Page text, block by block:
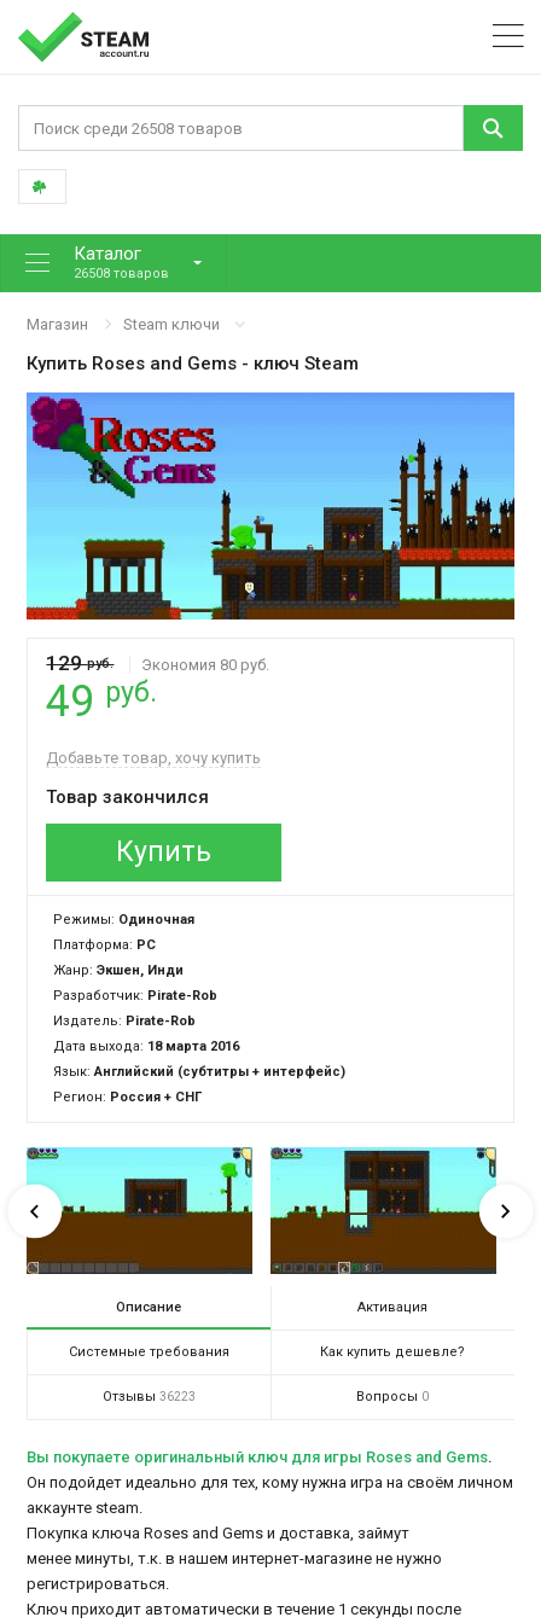
Каталог
26508 товаров
Магазин Steam ключи
Купить Roses and Gems - ключ Steam
129руб. Экономия 80 руб.
49 руб.
Добавьте товар, хочу купить
Товар закончился
Купить
Режимы: Одиночная
Платформа: PC
Жанр:Экшен, Инди
Разработчик: Pirate-Rob
Издатель: Pirate-Rob
Дата выхода: 18 марта 2016
Язык:Английский (субтитры + интерфейс)
Регион: Россия + СНГ
Описание Активация
Системные требования Как купить дешевле?
Отзывы 36223 Вопросы 0
Вы покупаете оригинальный ключ для игры Roses and Gems.
Он подойдет идеально для тех, кому нужна игра на своём личном
аккаунте steam.
Покупка ключа Roses and Gems и доставка, займут
менее минуты, т.к. в нашем интернет-магазине не нужно
регистрироваться.
Ключ приходит автоматически в течение 1 секунды после